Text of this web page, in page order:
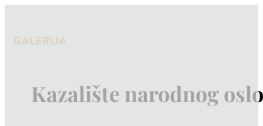
GALERIJA
Kazalište narodnog